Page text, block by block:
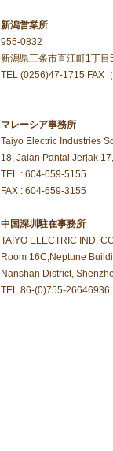
新潟営業所
955-0832
新潟県三条市直江町1丁目
TEL (0256)47-1715 FAX
マレーシア事務所
Taiyo Electric Industries
18, Jalan Pantai Jerjak
TEL : 604-659-5155
FAX : 604-659-3155
中国深圳駐在事務所
TAIYO ELECTRIC IND.
Room 16C,Neptune
Nanshan District,
TEL 86-(0)755-26646936